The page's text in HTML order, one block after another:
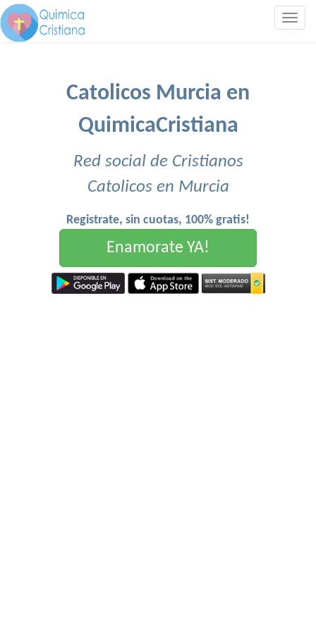
Catolicos Murcia en
QuimicaCristiana
Red social de Cristianos
Catolicos en Murcia
Registrate, sin cuotas, 100% gratis!
Enamorate YA!